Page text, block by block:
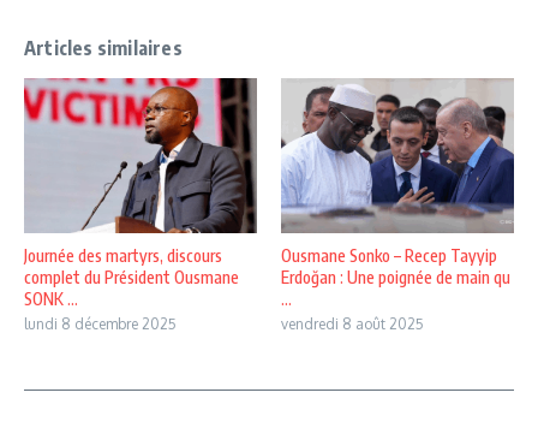
Articles similaires
Journée des martyrs, discours
complet du Président Ousmane
SONK ...
lundi 8 décembre 2025
Ousmane Sonko – Recep Tayyip
Erdoğan : Une poignée de main qu
...
vendredi 8 août 2025